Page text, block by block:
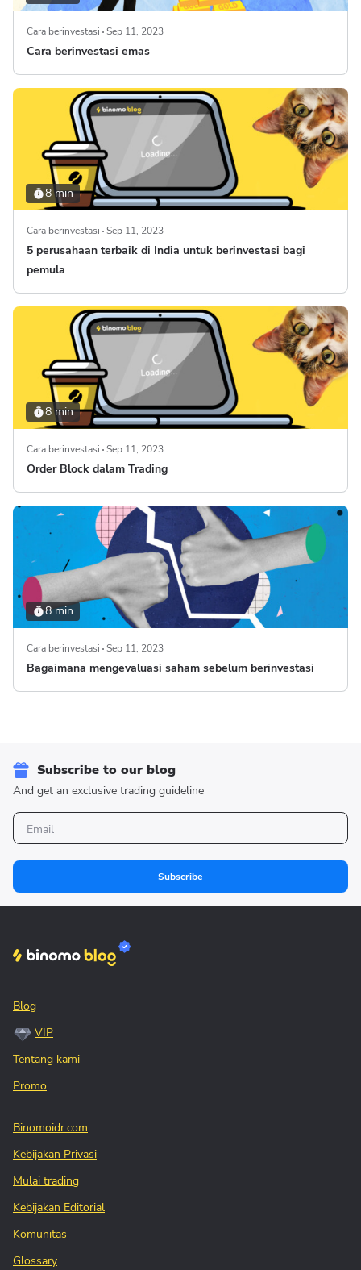
Cara berinvestasi Sep 11, 2023
Cara berinvestasi emas
8 min
Cara berinvestasi Sep 11, 2023
5 perusahaan terbaik di India untuk berinvestasi bagi
pemula
8 min
Cara berinvestasi Sep 11, 2023
Order Block dalam Trading
8 min
Cara berinvestasi Sep 11, 2023
Bagaimana mengevaluasi saham sebelum berinvestasi
Subscribe to our blog
And get an exclusive trading guideline
Subscribe
Blog
VIP
Tentang kami
Promo
Binomoidr.com
Kebijakan Privasi
Mulai trading
Kebijakan Editorial
Komunitas
Glossary